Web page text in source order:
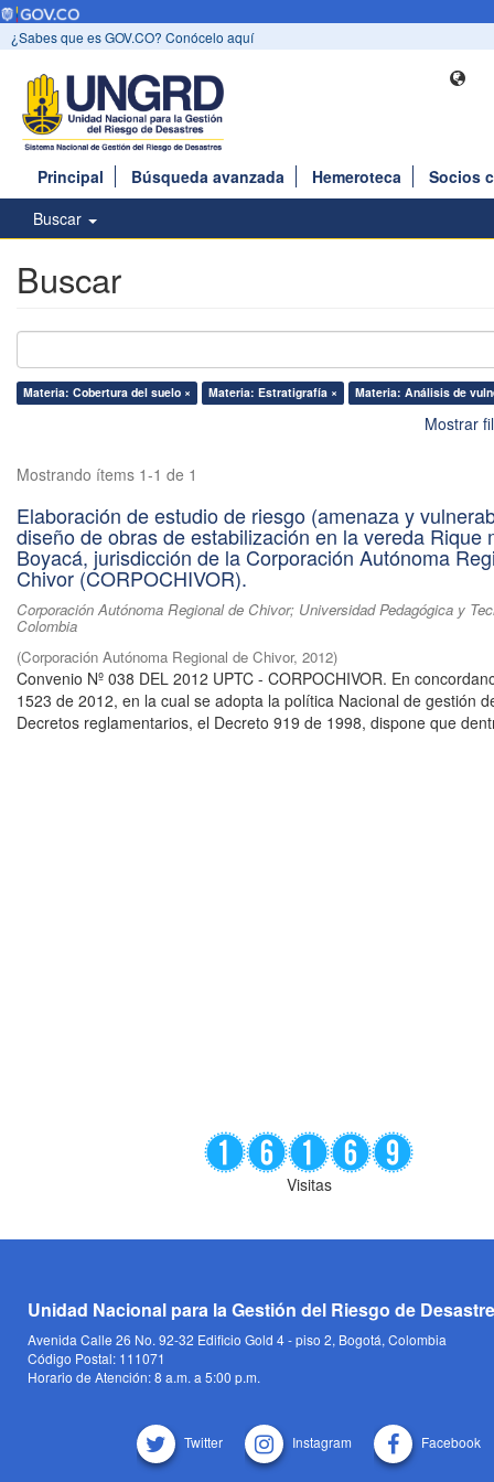
¿Sabes que es GOV.CO? Conócelo aquí
Principal Búsqueda avanzada Hemeroteca
Socios
Buscar
Buscar
Materia: Cobertura del suelo × Materia: Estratigrafía × Materia: Análisis de
Mostrar
Mostrando ítems 1-1 de 1
Elaboración de estudio de riesgo (amenaza y
diseño de obras de estabilización en la vereda Rique
Boyacá, jurisdicción de la Corporación Autónoma
Chivor (CORPOCHIVOR).
Corporación Autónoma Regional de Chivor; Universidad Pedagógica y
Colombia
(Corporación Autónoma Regional de Chivor, 2012)
Convenio Nº 038 DEL 2012 UPTC - CORPOCHIVOR. En
1523 de 2012, en la cual se adopta la política Nacional de gestión
Decretos reglamentarios, el Decreto 919 de 1998, dispone que
Visitas
Unidad Nacional para la Gestión del Riesgo de
Avenida Calle 26 No. 92-32 Edificio Gold 4 - piso 2, Bogotá, Colombia
Código Postal: 111071
Horario de Atención: 8 a.m. a 5:00 p.m.
Twitter Instagram Facebook